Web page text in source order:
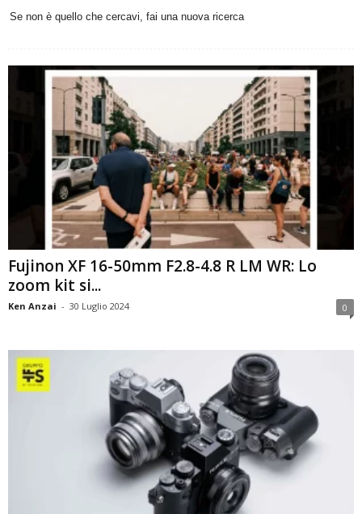
Se non è quello che cercavi, fai una nuova ricerca
Fujinon XF 16-50mm F2.8-4.8 R LM WR: Lo
zoom kit si...
Ken Anzai - 30 Luglio 2024 0